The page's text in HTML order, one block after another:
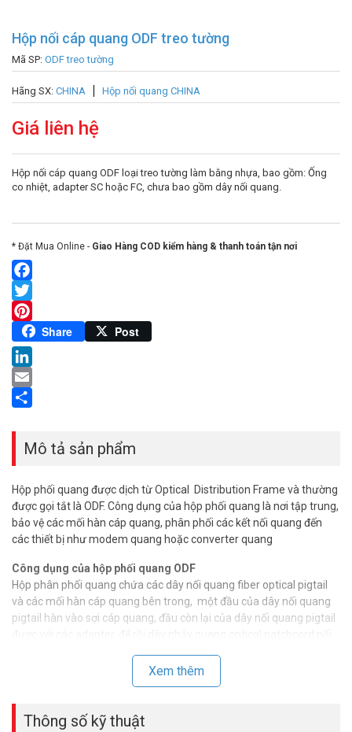
Hộp nối cáp quang ODF treo tường
Mã SP: ODF treo tường
Hãng SX: CHINA Hộp nối quang CHINA
Giá liên hệ
Hộp nối cáp quang ODF loại treo tường làm bằng nhựa, bao gồm: Ống
co nhiệt, adapter SC hoặc FC, chưa bao gồm dây nối quang.
* Đặt Mua Online - Giao Hàng COD kiểm hàng & thanh toán tận nơi
Facebook
Twitter
Pinterest
Share Post
LinkedIn
Email
Mô tả sản phẩm
Hộp phối quang được dịch từ Optical Distribution Frame và thường
được gọi tắt là ODF. Công dụng của hộp phối quang là nơi tập trung,
bảo vệ các mối hàn cáp quang, phân phối các kết nối quang đến
các thiết bị như modem quang hoặc converter quang
Công dụng của hộp phối quang ODF
Hộp phân phối quang chứa các dây nối quang fiber optical pigtail
và các mối hàn cáp quang bên trong, một đầu của dây nối quang
pigtail hàn vào sợi cáp quang, đầu còn lại của dây nối quang pigtail
mà có các ODF 4 , 8, 12, 16, 24, 48 cho đến vài trăm FO.
Xem thêm
Thông số kỹ thuật